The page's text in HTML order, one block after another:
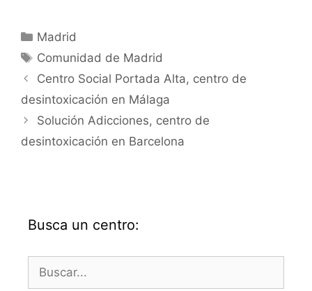
Categorías
Madrid
Etiquetas
Comunidad de Madrid
Centro Social Portada Alta, centro de
desintoxicación en Málaga
Solución Adicciones, centro de
desintoxicación en Barcelona
Busca un centro:
Buscar: